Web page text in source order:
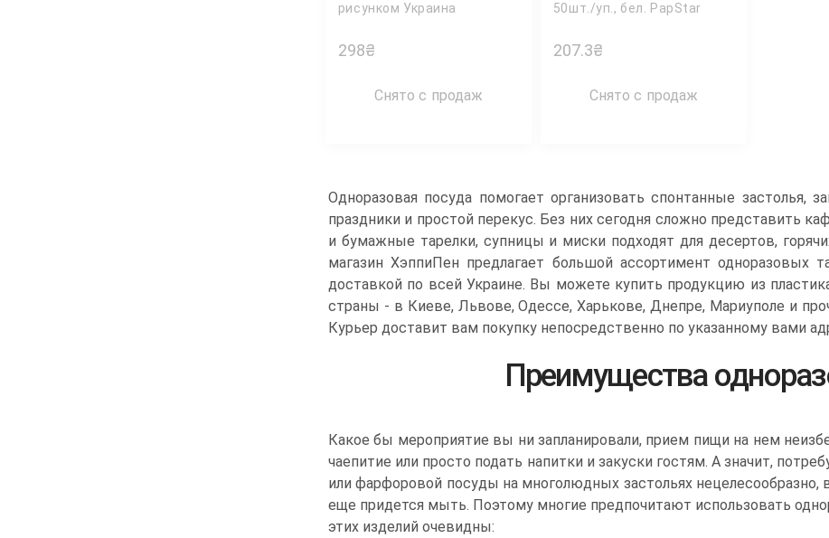
рисунком Украина
298₴
Снято с продаж
50шт./уп., бел. PapStar
207.3₴
Снято с продаж
Одноразовая посуда помогает организовать спонтанные застолья,
праздники и простой перекус. Без них сегодня сложно представить
и бумажные тарелки, супницы и миски подходят для десертов,
магазин ХэппиПен предлагает большой ассортимент
доставкой по всей Украине. Вы можете купить продукцию из
страны - в Киеве, Львове, Одессе, Харькове, Днепре, Мариуполе и
Курьер доставит вам покупку непосредственно по указанному вами
Преимущества
Какое бы мероприятие вы ни запланировали, прием пищи на нем
чаепитие или просто подать напитки и закуски гостям. А значит,
или фарфоровой посуды на многолюдных застольях нецелесообразно,
еще придется мыть. Поэтому многие предпочитают использовать
этих изделий очевидны: